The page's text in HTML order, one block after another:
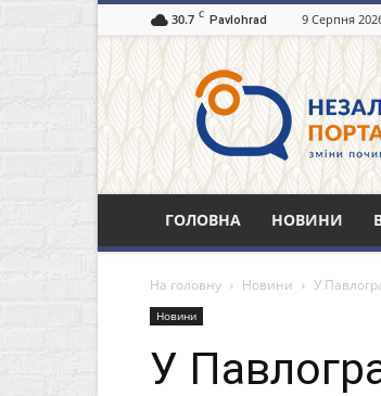
30.7 C Pavlohrad 9 Серпня
ГОЛОВНА НОВИНИ
На головну Новини У
Новини
У